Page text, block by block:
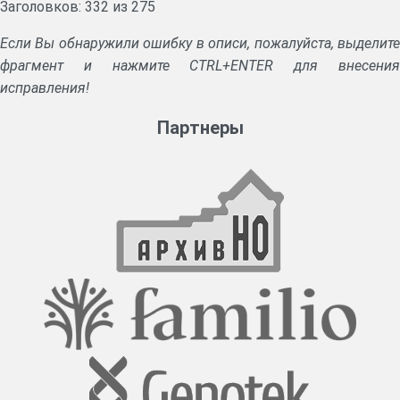
армии.
Акты проведения ревизий предприятий и организаций.
Списки руководящего состава, личного состава сельсоветов.
Заголовков: 332 из 275
Если Вы обнаружили ошибку в описи, пожалуйста, выделите
фрагмент и нажмите CTRL+ENTER для внесения
исправления!
Партнеры